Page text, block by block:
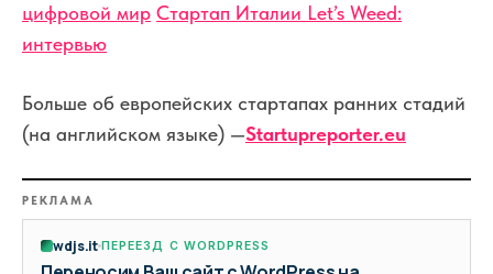
цифровой мир Стартап Италии Let’s Weed:
интервью
Больше об европейских стартапах ранних стадий
(на английском языке) —Startupreporter.eu
РЕКЛАМА
wdjs.it ПЕРЕЕЗД С WORDPRESS